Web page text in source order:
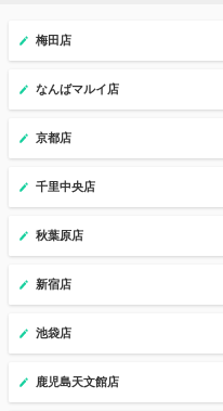
梅田店
なんばマルイ店
京都店
千里中央店
秋葉原店
新宿店
池袋店
鹿児島天文館店